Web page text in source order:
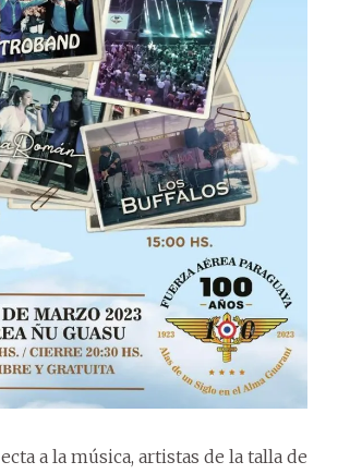
a la música, artistas de la talla de